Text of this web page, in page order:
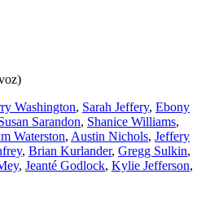
Washington, Sarah Jeffery, Ebony
Sarandon, Shanice Williams,
Waterston, Austin Nichols, Jeffery
, Brian Kurlander, Gregg Sulkin,
, Jeanté Godlock, Kylie Jefferson,